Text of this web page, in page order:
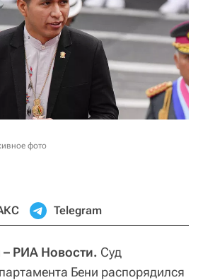
фото
Telegram
РИА Новости. Суд
Бени распорядился